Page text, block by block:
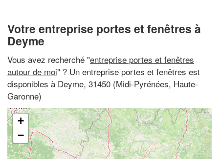
Votre entreprise portes et fenêtres à
Deyme
Vous avez recherché "entreprise portes et fenêtres
autour de moi" ? Un entreprise portes et fenêtres est
disponibles à Deyme, 31450 (Midi-Pyrénées, Haute-
Garonne)
+
−